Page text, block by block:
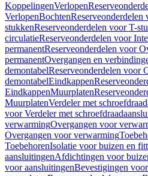
KoppelingenVerlopen
VerlopenBochtenReserveonderdelen
stukkenReserveonderdelen voor T-
circulatieReserveonderdelen voor
permanentReserveonderdelen voor
permanentOvergangen en
demontabelReserveonderdelen voor
demontabelEindkappen
EindkappenMuurplaten
MuurplatenVerdeler met
voor Verdeler met
verwarmingOvergangen voor
Overgangen voor verwarming
ToebehorenIsolatie voor buizen en
aansluitingenAfdichtingen voor
voor aansluitingenBevestigingen